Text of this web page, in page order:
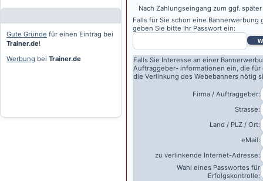
Gute Gründe für einen Eintrag bei
Trainer.de!
Werbung bei Trainer.de
Nach Zahlungseingang zum ggf.
Falls für Sie schon eine Bannerwerbung
geben Sie bitte Ihr Passwort ein:
Falls Sie Interesse an einer
Auftraggeber- informationen ein, die
die Verlinkung des Webebanners nötig
Firma / Auftraggeber:
Strasse:
Land / PLZ / Ort:
eMail:
zu verlinkende Internet-Adresse:
Wahl eines Passwortes für
Erfolgskontrolle: